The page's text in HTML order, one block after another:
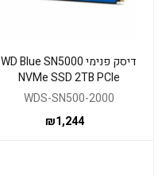
דיסק פנימי WD Blue SN5000
NVMe SSD 2TB PCIe
Gen4X4 2280
WDS-SN500-2000
₪1,244